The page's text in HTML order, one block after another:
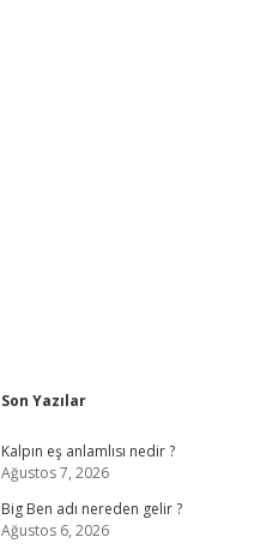
Sidebar
Son Yazılar
Kalpın eş anlamlısı nedir ?
Ağustos 7, 2026
Big Ben adı nereden gelir ?
Ağustos 6, 2026